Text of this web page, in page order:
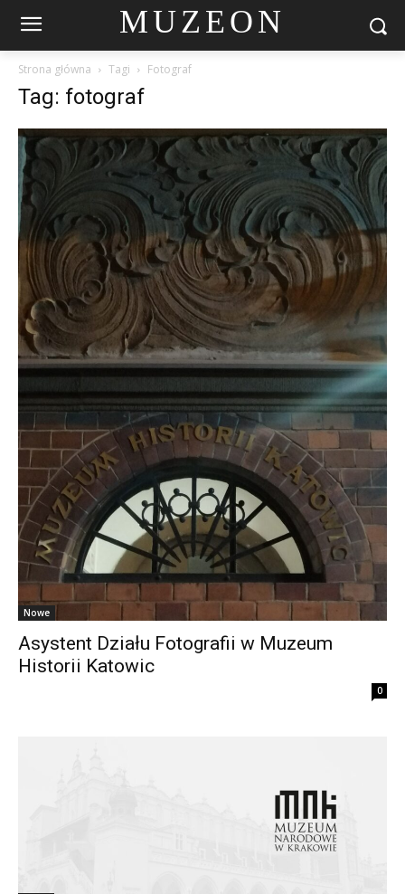
MUZEON
Strona główna Tagi Fotograf
Tag: fotograf
Nowe
Asystent Działu Fotografii w Muzeum
Historii Katowic
0